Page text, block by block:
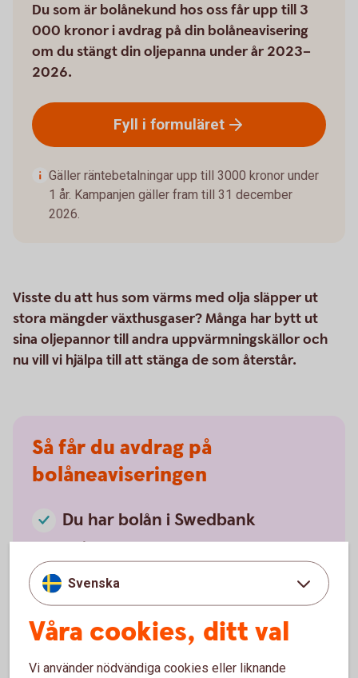
Du som är bolånekund hos oss får upp till 3
000 kronor i avdrag på din bolåneavisering
om du stängt din oljepanna under år 2023–
2026.
Fyll i formuläret
Gäller räntebetalningar upp till 3000 kronor under
1 år. Kampanjen gäller fram till 31 december
2026.
Visste du att hus som värms med olja släpper ut
stora mängder växthusgaser? Många har bytt ut
sina oljepannor till andra uppvärmningskällor och
nu vill vi hjälpa till att stänga de som återstår.
Så får du avdrag på
bolåneaviseringen
Du har bolån i Swedbank
Du har ställt av din oljepanna
Avställningen av oljepannan ska ha skett under
Fyll i vårt formulär och skicka in
avställningskvittot
Svenska
Våra cookies, ditt val
Vi använder nödvändiga cookies eller liknande